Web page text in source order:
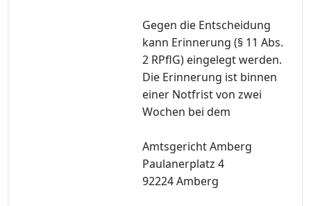
Gegen die Entscheidung
kann Erinnerung (§ 11 Abs.
2 RPflG) eingelegt werden.
Die Erinnerung ist binnen
einer Notfrist von zwei
Wochen bei dem
Amtsgericht Amberg
Paulanerplatz 4
92224 Amberg